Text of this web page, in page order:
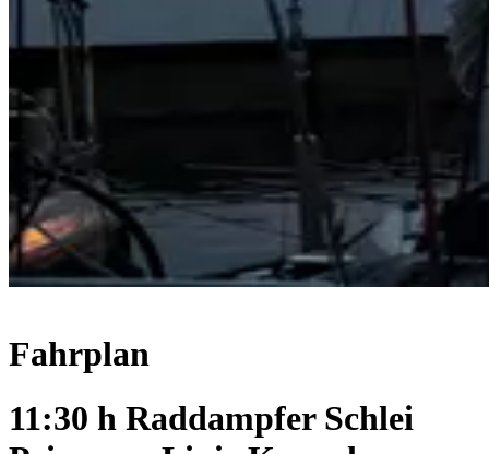
Fahrplan
11:30 h Raddampfer Schlei